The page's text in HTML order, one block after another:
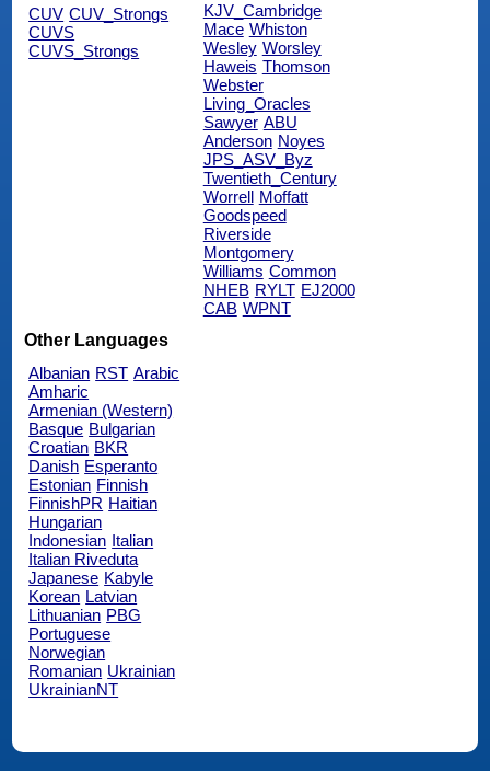
CUV CUV_Strongs
CUVS
CUVS_Strongs
KJV_Cambridge
Mace Whiston
Wesley Worsley
Haweis Thomson
Webster
Living_Oracles
Sawyer ABU
Anderson Noyes
JPS_ASV_Byz
Twentieth_Century
Worrell
Moffatt
Goodspeed
Riverside
Montgomery
Williams Common
NHEB RYLT EJ2000
CAB WPNT
Other Languages
Albanian RST Arabic
Amharic
Armenian (Western)
Basque Bulgarian
Croatian BKR
Danish Esperanto
Estonian Finnish
FinnishPR Haitian
Hungarian
Indonesian Italian
Italian Riveduta
Japanese Kabyle
Korean Latvian
Lithuanian PBG
Portuguese
Norwegian
Romanian Ukrainian
UkrainianNT